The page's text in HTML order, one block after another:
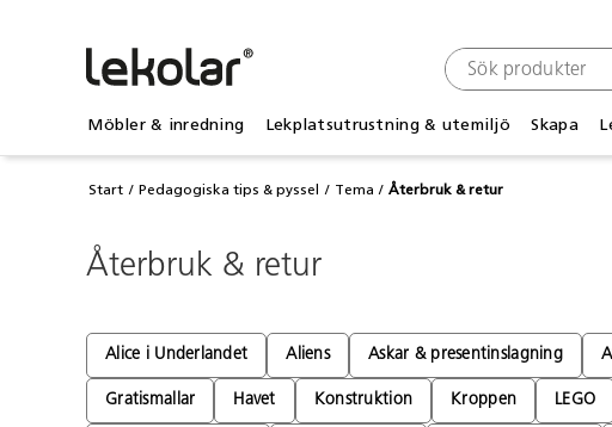
Möbler & inredning Lekplatsutrustning & utemiljö Skapa
Start Pedagogiska tips & pyssel Tema Återbruk & retur
Återbruk & retur
Alice i Underlandet Aliens Askar & presentinslagning
Gratismallar Havet Konstruktion Kroppen LEGO